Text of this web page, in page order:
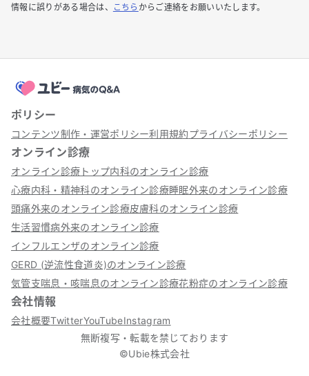
情報に誤りがある場合は、
こちら からご連絡をお願いいたします。
ポリシー
コンテンツ制作・運営ポリシー利用規約プライバシーポリシー
オンライン診療
オンライン診療トップ内科のオンライン診療
心療内科・精神科のオンライン診療睡眠外来のオンライン診療
頭痛外来のオンライン診療皮膚科のオンライン診療
生活習慣病外来のオンライン診療
インフルエンザのオンライン診療
GERD (逆流性食道炎)のオンライン診療
気管支喘息・咳喘息のオンライン診療花粉症のオンライン診療
会社情報
会社概要TwitterYouTubeInstagram
無断複写・転載を禁じております
©Ubie株式会社